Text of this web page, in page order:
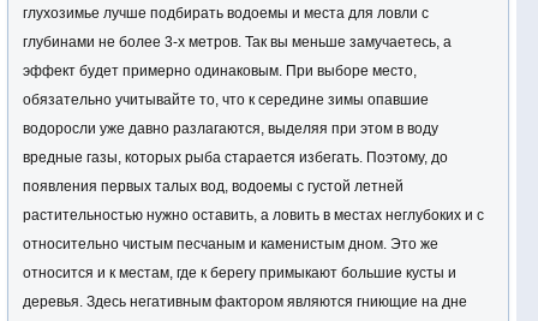
глухозимье лучше подбирать водоемы и места для ловли с
глубинами не более 3-х метров. Так вы меньше замучаетесь, а
эффект будет примерно одинаковым. При выборе место,
обязательно учитывайте то, что к середине зимы опавшие
водоросли уже давно разлагаются, выделяя при этом в воду
вредные газы, которых рыба старается избегать. Поэтому, до
появления первых талых вод, водоемы с густой летней
растительностью нужно оставить, а ловить в местах неглубоких и с
относительно чистым песчаным и каменистым дном. Это же
относится и к местам, где к берегу примыкают большие кусты и
деревья. Здесь негативным фактором являются гниющие на дне